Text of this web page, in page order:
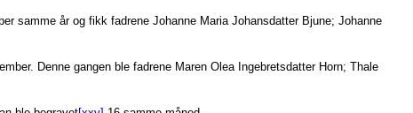
samme år og fikk fadrene Johanne Maria Johansdatter Bjune; Johanne
Denne gangen ble fadrene Maren Olea Ingebretsdatter Horn; Thale